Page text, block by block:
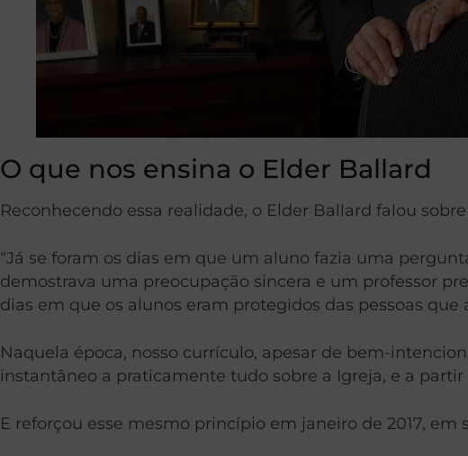
O que nos ensina o Elder Ballard
Reconhecendo essa realidade, o Elder Ballard falou
“Já se foram os dias em que um aluno fazia uma
demostrava uma preocupação sincera e um professor
dias em que os alunos eram protegidos das pessoas que
Naquela época, nosso currículo, apesar de bem-
instantâneo a praticamente tudo sobre a Igreja, e a
E reforçou esse mesmo princípio em janeiro de 2017, em